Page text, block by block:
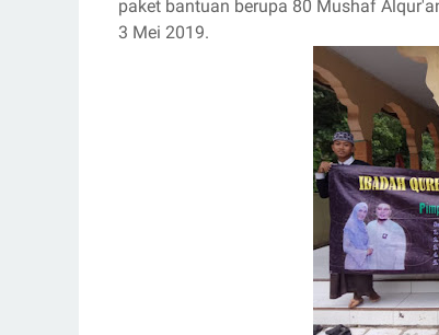
paket bantuan berupa 80 Mushaf
3 Mei 2019.